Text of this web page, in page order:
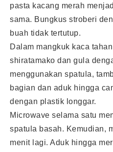
pasta kacang merah
sama. Bungkus stroberi
buah tidak tertutup.
Dalam mangkuk kaca
shiratamako dan gula
menggunakan spatula,
bagian dan aduk hingga
dengan plastik longgar.
Microwave selama satu
spatula basah. Kemudian,
menit lagi. Aduk hingga